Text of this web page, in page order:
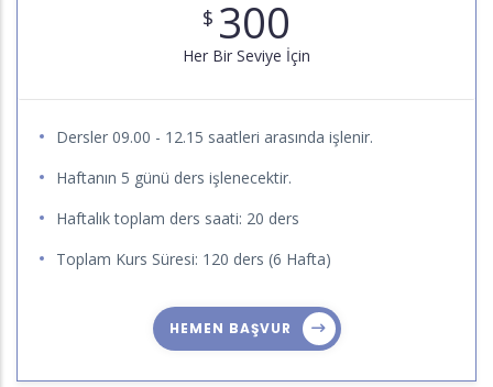
$ 300
Her Bir Seviye İçin
Dersler 09.00 - 12.15 saatleri arasında işlenir.
Haftanın 5 günü ders işlenecektir.
Haftalık toplam ders saati: 20 ders
Toplam Kurs Süresi: 120 ders (6 Hafta)
HEMEN BAŞVUR